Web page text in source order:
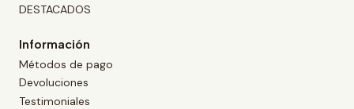
DESTACADOS
Información
Métodos de pago
Devoluciones
Testimoniales